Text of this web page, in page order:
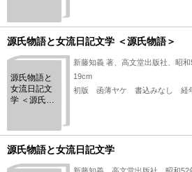
源氏物語と女流日記文学 ＜源氏物語＞
源氏物語と
女流日記文
学 ＜源氏物
新藤知義 著、高文堂出版社、昭
19cm
初版 函薄ヤケ 書込みなし 経
源氏物語と女流日記文学